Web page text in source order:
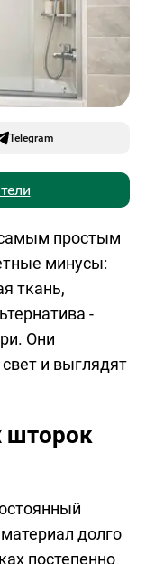
Telegram
простым
минусы:
ткань,
-
Они
и выглядят
шторок
долго
постепенно